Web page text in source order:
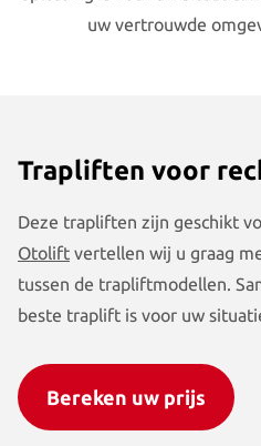
Otolift Two
Otolift Line
uw vertrouwde
Trapliften voor
Deze trapliften zijn geschikt
Otolift vertellen wij u graag
tussen de trapliftmodellen.
beste traplift is voor uw
Bereken uw prijs